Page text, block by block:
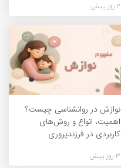
2 روز پیش
نوازش در روانشناسی چیست؟
اهمیت، انواع و روش‌های
کاربردی در فرزندپروری
3 روز پیش